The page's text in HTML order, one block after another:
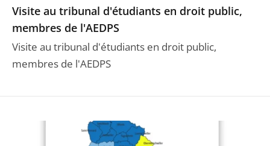
Visite au tribunal d'étudiants en droit public,
membres de l'AEDPS
Visite au tribunal d'étudiants en droit public,
membres de l'AEDPS